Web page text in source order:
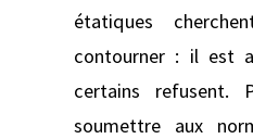
étatiques
contourner : il est
certains
soumettre aux